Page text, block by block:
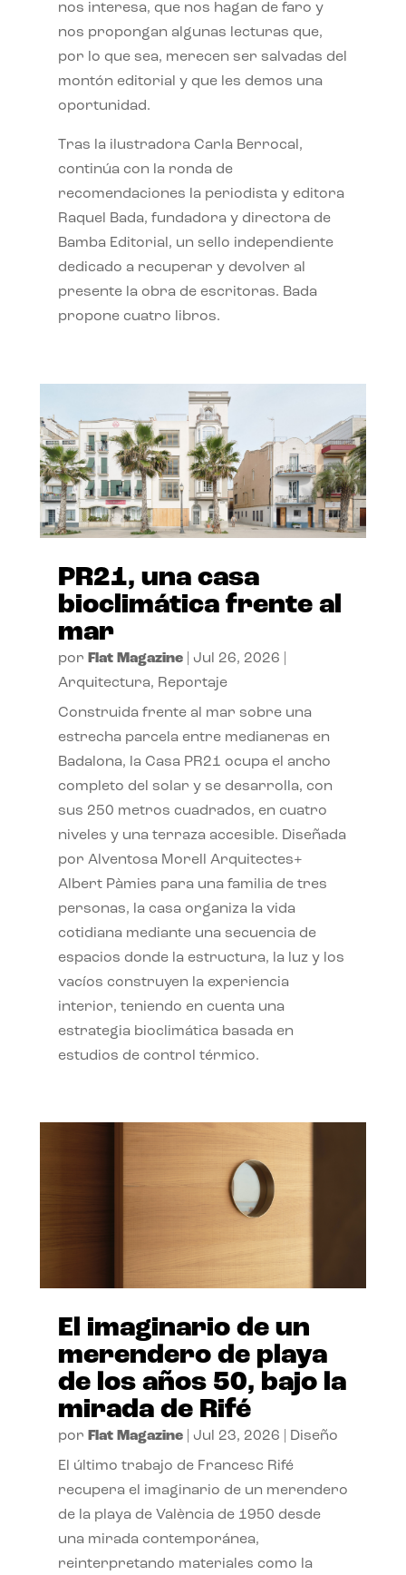
nos interesa, que nos hagan de faro y
nos propongan algunas lecturas que,
por lo que sea, merecen ser salvadas del
montón editorial y que les demos una
oportunidad.
Tras la ilustradora Carla Berrocal,
continúa con la ronda de
recomendaciones la periodista y editora
Raquel Bada, fundadora y directora de
Bamba Editorial, un sello independiente
dedicado a recuperar y devolver al
presente la obra de escritoras. Bada
propone cuatro libros.
PR21, una casa
bioclimática frente al
mar
por Flat Magazine| Jul 26, 2026
Arquitectura, Reportaje
Construida frente al mar sobre una
estrecha parcela entre medianeras en
Badalona, la Casa PR21 ocupa el ancho
completo del solar y se desarrolla, con
sus 250 metros cuadrados, en cuatro
niveles y una terraza accesible. Diseñada
por Alventosa Morell Arquitectes+
Albert Pàmies para una familia de tres
personas, la casa organiza la vida
cotidiana mediante una secuencia de
espacios donde la estructura, la luz y los
vacíos construyen la experiencia
interior, teniendo en cuenta una
estrategia bioclimática basada en
estudios de control térmico.
El imaginario de un
merendero de playa
de los años 50, bajo la
mirada de Rifé
por Flat Magazine| Jul 23, 2026 Diseño
El último trabajo de Francesc Rifé
recupera el imaginario de un merendero
de la playa de València de 1950 desde
una mirada contemporánea,
reinterpretando materiales como la